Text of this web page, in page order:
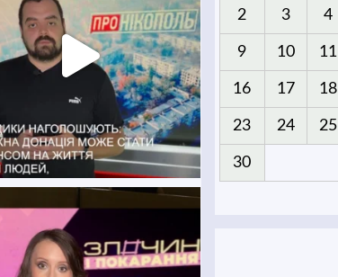
2 3 4
9 10 11
16 17 18
23 24 25
30